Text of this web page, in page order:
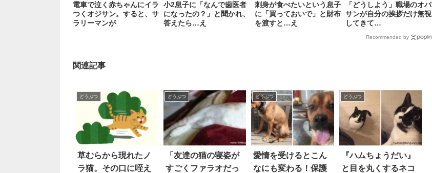
電車で泣く赤ちゃんにイラ
つくオジサン。すると、サ
ラリーマンが
小2息子に「なんで歯医者
になったの？」と聞かれ、
答えたら…え
刺身が食べたいという息子
に「買っておいで」と財布
を渡すと…え
「どうしよう」職場のオバ
サンが自分の挨拶だけ無視
してきて…
Recommended by
関連記事
どうぶつ
草むらから現れたノ
ラ猫。その口に咥え
どうぶつ
「友達の猫の寝姿が
すごくファラオだっ
どうぶつ
愛情を受けるとこん
なにも変わる！保護
どうぶつ
『ハムちょうだい』
と目を丸くするネコ